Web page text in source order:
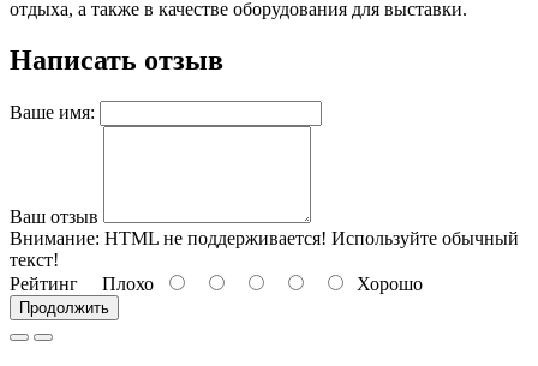
отдыха, а также в качестве оборудования для выставки.
Написать отзыв
Ваше имя:
Ваш отзыв
Внимание: HTML не поддерживается! Используйте обычный
текст!
Рейтинг Плохо Хорошо
Продолжить